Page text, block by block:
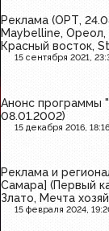
Реклама (ОРТ,
Maybelline, Ореол,
Красный восток,
Nescafe
15 сентября 2021,
Анонс программы
08.01.2002)
15 декабря 2016, 18:16
Реклама и
Самара] (Первый
Злато, Мечта
Фабрика звёзд,
15 февраля 2024,